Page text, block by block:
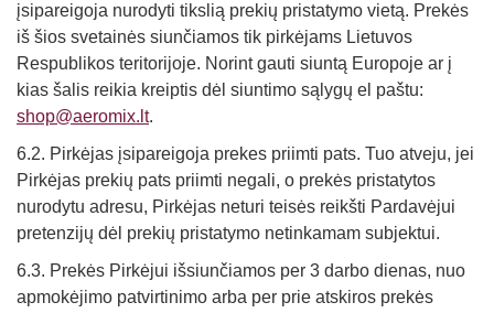
įsipareigoja nurodyti tikslią prekių pristatymo vietą. Prekės
iš šios svetainės siunčiamos tik pirkėjams Lietuvos
Respublikos teritorijoje. Norint gauti siuntą Europoje ar į
kias šalis reikia kreiptis dėl siuntimo sąlygų el paštu:
shop@aeromix.lt.
6.2. Pirkėjas įsipareigoja prekes priimti pats. Tuo atveju, jei
Pirkėjas prekių pats priimti negali, o prekės pristatytos
nurodytu adresu, Pirkėjas neturi teisės reikšti Pardavėjui
pretenzijų dėl prekių pristatymo netinkamam subjektui.
6.3. Prekės Pirkėjui išsiunčiamos per 3 darbo dienas, nuo
apmokėjimo patvirtinimo arba per prie atskiros prekės